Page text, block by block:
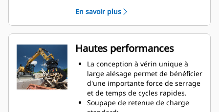
charges importantes ou
récupérez, triez et placez des
matériaux de petite taille grâce à
des butées anti-chevauchement
pour le contact des mâchoires
bord à bord et évitez ainsi le
chevauchement.
Filtrez la saleté et tout matériau fin
grâce à des pinces à claire-voie et
perforées, qui offrent aussi au
En savoir plus
Hautes performances
La conception à vérin unique à
large alésage permet de bénéficier
d'une importante force de serrage
et de temps de cycles rapides.
Soupape de retenue de charge